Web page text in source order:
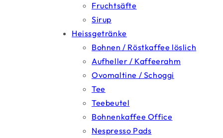
Fruchtsäfte
Sirup
Heissgetränke
Bohnen / Röstkaffee löslich
Aufheller / Kaffeerahm
Ovomaltine / Schoggi
Tee
Teebeutel
Bohnenkaffee Office
Nespresso Pads